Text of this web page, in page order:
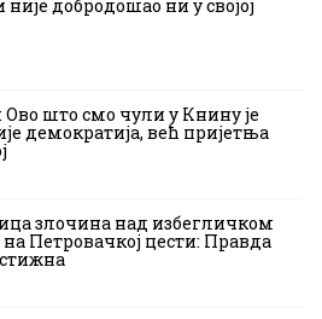
добродошао ни у својој
Ово што смо чули у Книну је
демократија, већ пријетња
злочина над избегличком
Петровачкој цести: Правда